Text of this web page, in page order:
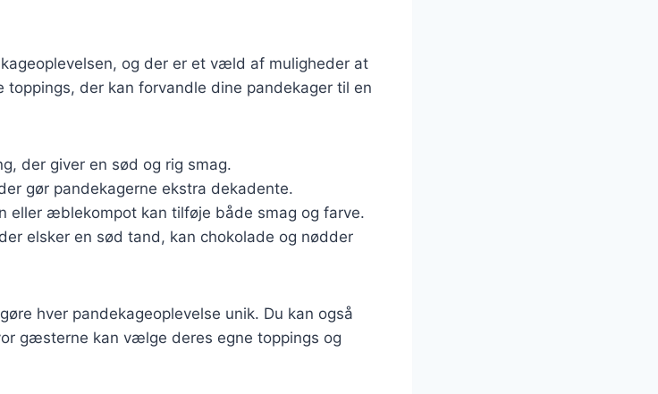
og der er et væld af muligheder at
der kan forvandle dine pandekager til en
der giver en sød og rig smag.
gør pandekagerne ekstra dekadente.
eller æblekompot kan tilføje både smag og farve.
elsker en sød tand, kan chokolade og nødder
hver pandekageoplevelse unik. Du kan også
gæsterne kan vælge deres egne toppings og